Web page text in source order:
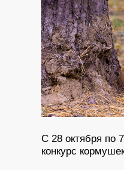
С 28 октября по
конкурс